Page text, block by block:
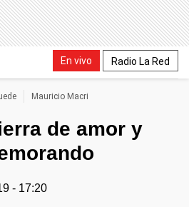
En vivo Radio La Red
Mauricio Macri
de amor y
- 17:20